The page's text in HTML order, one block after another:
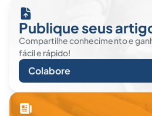
Publique seus
Compartilhe conhecimento e
fácil e rápido!
Colabore